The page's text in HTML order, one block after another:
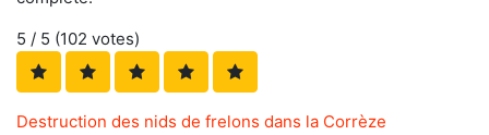
5 / 5 (102 votes)
Destruction des nids de frelons dans la Corrèze